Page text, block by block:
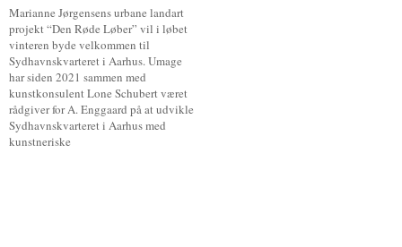
Marianne Jørgensens urbane landart
projekt “Den Røde Løber” vil i løbet
vinteren byde velkommen til
Sydhavnskvarteret i Aarhus. Umage
har siden 2021 sammen med
kunstkonsulent Lone Schubert været
rådgiver for A. Enggaard på at udvikle
Sydhavnskvarteret i Aarhus med
kunstneriske